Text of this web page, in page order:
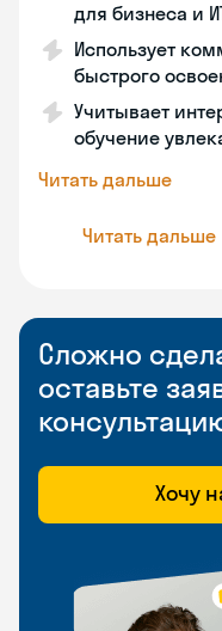
для бизнеса и
Использует
быстрого
Учитывает
обучение
Читать дальше
Читать дальше
Сложно
оставьте
Хочу